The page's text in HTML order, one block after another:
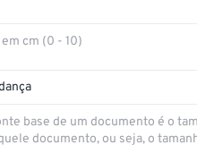
cm (0 - 10)
base de um documento é o
documento, ou seja, o